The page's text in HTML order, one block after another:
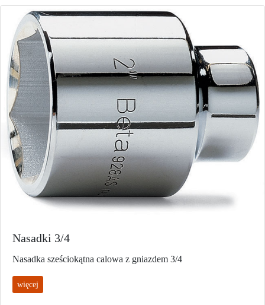
Nasadki 3/4
Nasadka sześciokątna calowa z gniazdem 3/4
więcej